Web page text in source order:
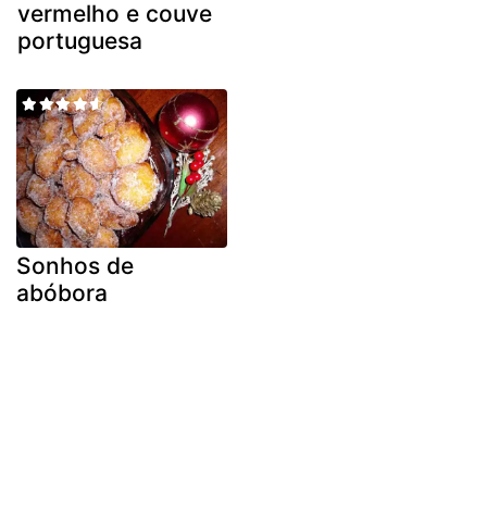
vermelho e couve
portuguesa
Sonhos de
abóbora